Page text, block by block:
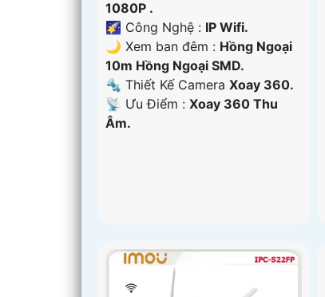
1080P .
🌠 Công Nghệ : IP Wifi.
🌙 Xem ban đêm : Hồng Ngoại
10m Hồng Ngoại SMD.
🔩 Thiết Kế Camera Xoay 360.
️📡 Ưu Điểm : Xoay 360 Thu
Âm.